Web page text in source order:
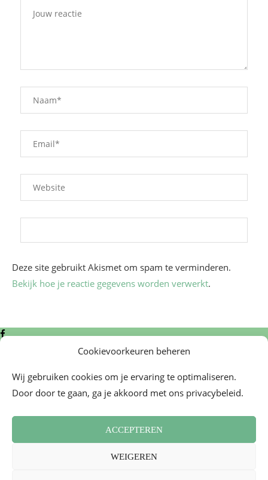
Cookievoorkeuren beheren
Wij gebruiken cookies om je ervaring te optimaliseren.
Door door te gaan, ga je akkoord met ons privacybeleid.
ACCEPTEREN
WEIGEREN
Deze site gebruikt Akismet om spam te verminderen.
Bekijk hoe je reactie gegevens worden verwerkt.
Algemene voorwaarden
Cookiebeleid (EU)